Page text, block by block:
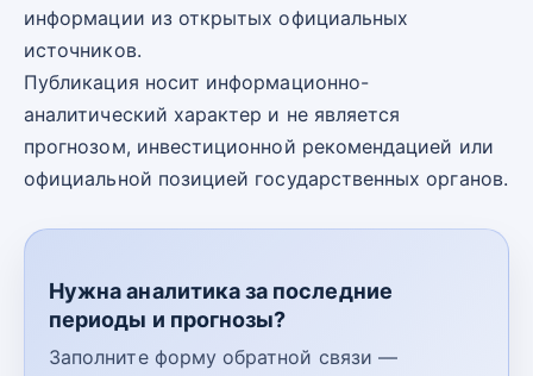
информации из открытых официальных
источников.
Публикация носит информационно-
аналитический характер и не является
прогнозом, инвестиционной рекомендацией или
официальной позицией государственных органов.
Нужна аналитика за последние
периоды и прогнозы?
Заполните форму обратной связи —